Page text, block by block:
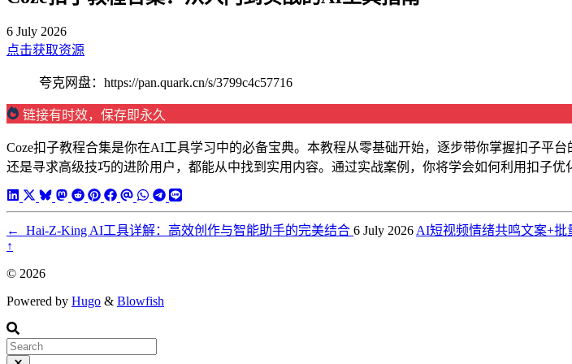
6 July 2026
点击获取资源
夸克网盘：https://pan.quark.cn/s/3799c4c57716
链接有时效，保存即永久
Coze扣子教程合集是你在AI工具学习中的必备宝典。本教程从零基础开始，逐步带你掌握扣子平
还是寻求高级技巧的进阶用户，都能从中找到实用内容。通过实战案例，你将学会如何利用扣子
← Hai-Z-King AI工具详解：高效创作与智能助手的完美结合 6 July 2026AI短视频情绪共鸣文案+批
↑
© 2026
Powered by Hugo & Blowfish